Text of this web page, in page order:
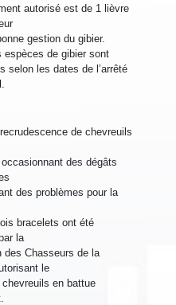
autorisé est de 1 lièvre
gestion du gibier.
espèces de gibier sont
selon les dates de l’arrêté
de chevreuils
occasionnant des dégâts
des problèmes pour la
bracelets ont été
la
des Chasseurs de la
le
en battue